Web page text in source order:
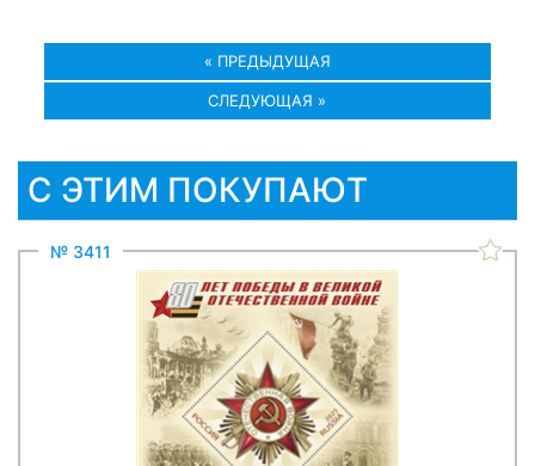
« ПРЕДЫДУЩАЯ
СЛЕДУЮЩАЯ »
С ЭТИМ ПОКУПАЮТ
№ 3411